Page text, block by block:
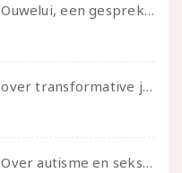
Ongehoord – Aflevering 37 – Ouwelui, een gesprek met non over seksualiteit, transitie en ageism
Ongehoord – Aflevering 36 – over transformative justice – in gesprek met Ella en carson
Ongehoord – Aflevering 32 – Over autisme en seksualiteit – in gesprek met Roos Reijbroek